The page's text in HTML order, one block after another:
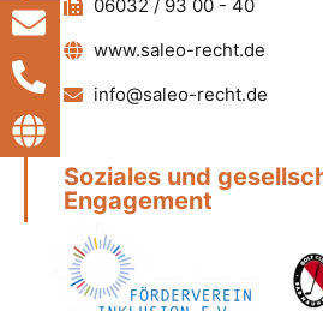
06032 / 93 00 - 40
www.saleo-recht.de
info@saleo-recht.de
Soziales und
Engagement